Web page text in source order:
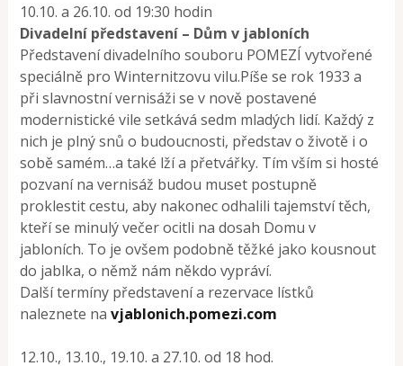
10.10. a 26.10. od 19:30 hodin
Divadelní představení – Dům v jabloních
Představení divadelního souboru POMEZÍ vytvořené
speciálně pro Winternitzovu vilu.Píše se rok 1933 a
při slavnostní vernisáži se v nově postavené
modernistické vile setkává sedm mladých lidí. Každý z
nich je plný snů o budoucnosti, představ o životě i o
sobě samém…a také lží a přetvářky. Tím vším si hosté
pozvaní na vernisáž budou muset postupně
proklestit cestu, aby nakonec odhalili tajemství těch,
kteří se minulý večer ocitli na dosah Domu v
jabloních. To je ovšem podobně těžké jako kousnout
do jablka, o němž nám někdo vypráví.
Další termíny představení a rezervace lístků
naleznete navjablonich.pomezi.com
12.10., 13.10., 19.10. a 27.10. od 18 hod.